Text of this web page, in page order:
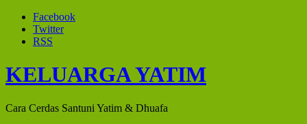
Facebook
Twitter
RSS
KELUARGA YATIM
Cara Cerdas Santuni Yatim & Dhuafa